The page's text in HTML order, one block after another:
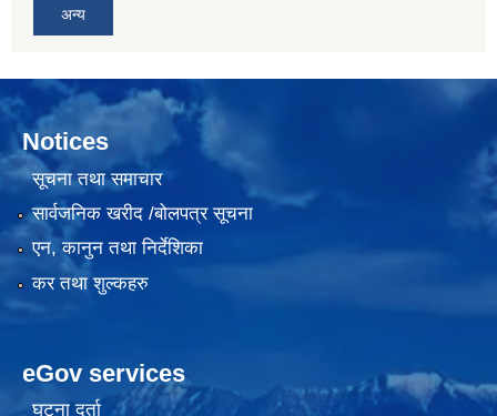
अन्य
Notices
सूचना तथा समाचार
सार्वजनिक खरीद /बोलपत्र सूचना
एन, कानुन तथा निर्देशिका
कर तथा शुल्कहरु
eGov services
घटना दर्ता